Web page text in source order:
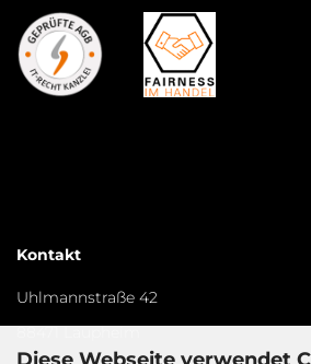
Kontakt
Uhlmannstraße 42
88471 Laupheim